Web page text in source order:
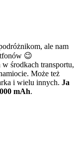
ale nam
😉
środkach transportu,
Może też
i wielu innych. Ja
mAh.